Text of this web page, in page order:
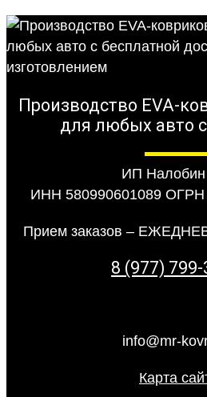
Производство EVA-
для любых авто
ИП
ИНН 580990601089 ОГРН
Прием заказов –
8 (977)
info@mr-
Карта